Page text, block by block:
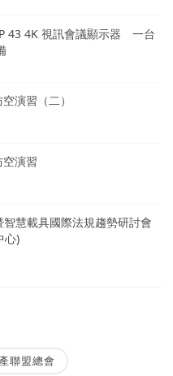
43 4K 視訊會議顯示器 一台
演習（二）
演習
慧載具國際法規趨勢研討會
心)
聯盟總會